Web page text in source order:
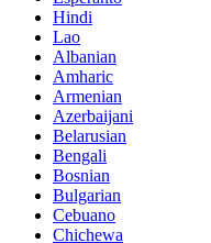
Hindi
Lao
Albanian
Amharic
Armenian
Azerbaijani
Belarusian
Bengali
Bosnian
Bulgarian
Cebuano
Chichewa